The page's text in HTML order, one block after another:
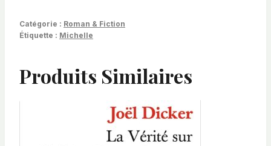
Catégorie : Roman & Fiction
Étiquette : Michelle
Produits Similaires